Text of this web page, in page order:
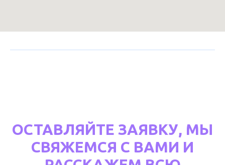
ОСТАВЛЯЙТЕ ЗАЯВКУ, МЫ
СВЯЖЕМСЯ С ВАМИ И